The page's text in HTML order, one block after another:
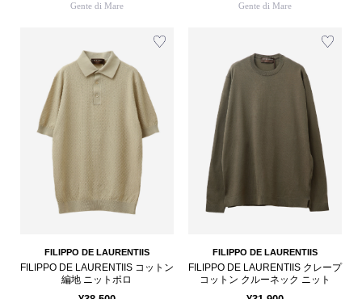
Gente di Mare Gente di Mare
FILIPPO DE LAURENTIIS
FILIPPO DE LAURENTIIS コットン
編地 ニットポロ
FILIPPO DE LAURENTIIS
FILIPPO DE LAURENTIIS クレープ
コットン クルーネック ニット